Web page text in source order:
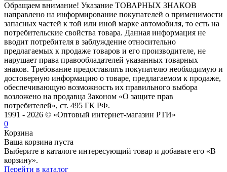
Обращаем внимание! Указание ТОВАРНЫХ ЗНАКОВ
направлено на информирование покупателей о применимости
запасных частей к той или иной марке автомобиля, то есть на
потребительские свойства товара. Данная информация не
вводит потребителя в заблуждение относительно
предлагаемых к продаже товаров и его производителе, не
нарушает права правообладателей указанных товарных
знаков. Требование предоставлять покупателю необходимую и
достоверную информацию о товаре, предлагаемом к продаже,
обеспечивающую возможность их правильного выбора
возложено на продавца Законом «О защите прав
потребителей», ст. 495 ГК РФ.
1991 - 2026 © «Оптовый интернет-магазин РТИ»
0
Корзина
Ваша корзина пуста
Выберите в каталоге интересующий товар и добавьте его «В
корзину».
Перейти в каталог